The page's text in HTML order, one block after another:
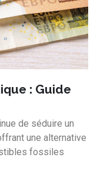
: Guide
de séduire un
une alternative
fossiles